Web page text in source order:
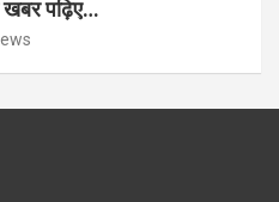
खबर पढ़िए…